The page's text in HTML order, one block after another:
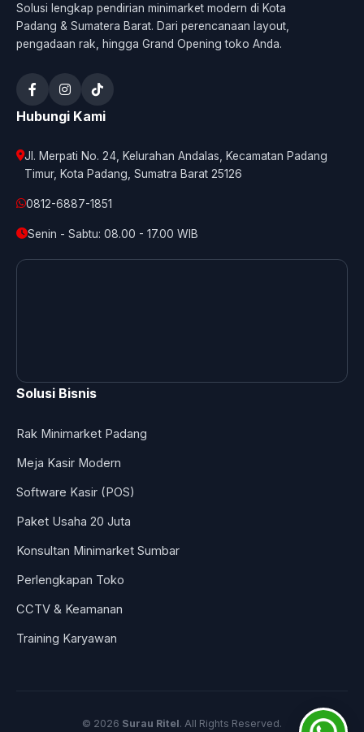
Solusi lengkap pendirian minimarket modern di Kota
Padang & Sumatera Barat. Dari perencanaan layout,
pengadaan rak, hingga Grand Opening toko Anda.
Hubungi Kami
Jl. Merpati No. 24, Kelurahan Andalas, Kecamatan Padang
Timur, Kota Padang, Sumatra Barat 25126
0812-6887-1851
Senin - Sabtu: 08.00 - 17.00 WIB
Solusi Bisnis
Rak Minimarket Padang
Meja Kasir Modern
Software Kasir (POS)
Paket Usaha 20 Juta
Konsultan Minimarket Sumbar
Perlengkapan Toko
CCTV & Keamanan
Training Karyawan
© 2026 Surau Ritel. All Rights Reserved.